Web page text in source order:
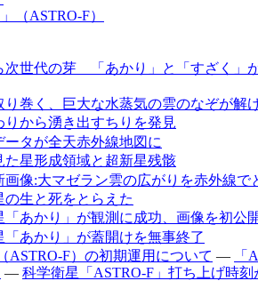
（ASTRO-F）
次世代の芽 「あかり」と「すざく」
り巻く、巨大な水蒸気の雲のなぞが解
りから湧き出すちりを発見
ータが全天赤外線地図に
た星形成領域と超新星残骸
画像:大マゼラン雲の広がりを赤外線で
の生と死をとらえた
「あかり」が観測に成功、画像を初公
「あかり」が蓋開けを無事終了
ASTRO-F）の初期運用について ―
「
― 科学衛星「ASTRO-F」打ち上げ時刻